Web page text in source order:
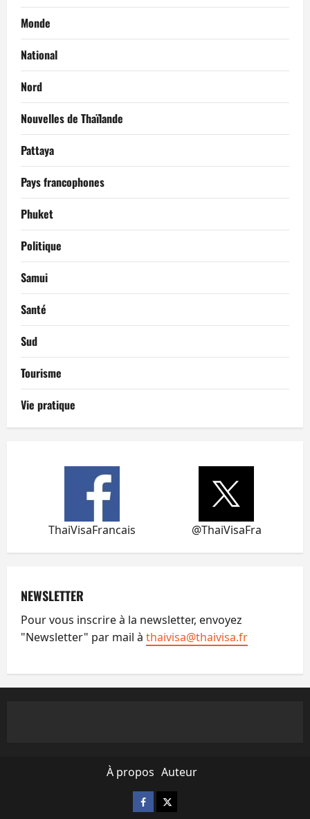
Monde
National
Nord
Nouvelles de Thaïlande
Pattaya
Pays francophones
Phuket
Politique
Samui
Santé
Sud
Tourisme
Vie pratique
ThaiVisaFrancais @ThaiVisaFra
NEWSLETTER
Pour vous inscrire à la newsletter, envoyez
"Newsletter" par mail à thaivisa@thaivisa.fr
À propos Auteur
Facebook
X